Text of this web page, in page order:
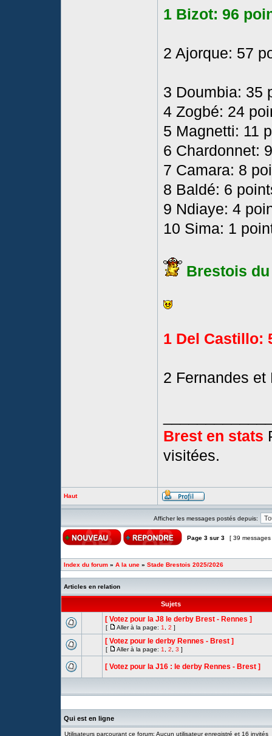
1 Bizot: 96
2 Ajorque: 57
3 Doumbia: 35
4 Zogbé: 24
5 Magnetti: 11
6 Chardonnet:
7 Camara: 8
8 Baldé: 6
9 Ndiaye: 4
10 Sima: 1
Brestois
1 Del Castillo:
2 Fernandes et
Brest en stats
visitées.
Haut
Afficher les messages postés depuis:
Page 3 sur 3 [ 39
Index du forum » A la une » Stade Brestois 2025/2026
Articles en relation
Sujets
[ Votez pour la J8 le derby Brest - Rennes ]
[ Aller à la page: 1 2 ]
[ Votez pour le derby Rennes - Brest ]
[ Aller à la page: 1 2 3 ]
[ Votez pour la J16 : le derby Rennes - Brest ]
Qui est en ligne
Utilisateurs parcourant ce forum: Aucun utilisateur enregistré et 16 invités